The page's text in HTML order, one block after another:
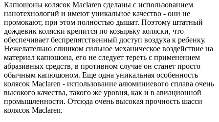
Капюшоны колясок Maclaren сделаны с использованием
нанотехнологий и имеют уникальное качество - они не
промокают, при этом полностью дышат. Поэтому штатный
дождевик коляски крепится по козырьку коляски, что
обеспечивает беспрепятственный доступ воздуха к ребенку.
Нежелательно слишком сильное механическое воздействие на
материал капюшона, его не следует тереть с применением
абразивных средств, в противном случае он станет просто
обычным капюшоном. Еще одна уникальная особенность
колясок Maclaren - использование алюминиевого сплава очень
высокого качества, такого же уровня, как и в авиационной
промышленности. Отсюда очень высокая прочность шасси
колясок Maclaren.